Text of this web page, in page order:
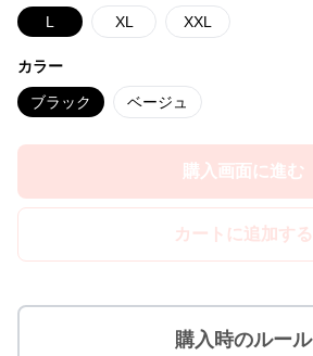
L XL XXL
カラー
ブラック ベージュ
購入画面に進む
カートに追加する
購入時のルール